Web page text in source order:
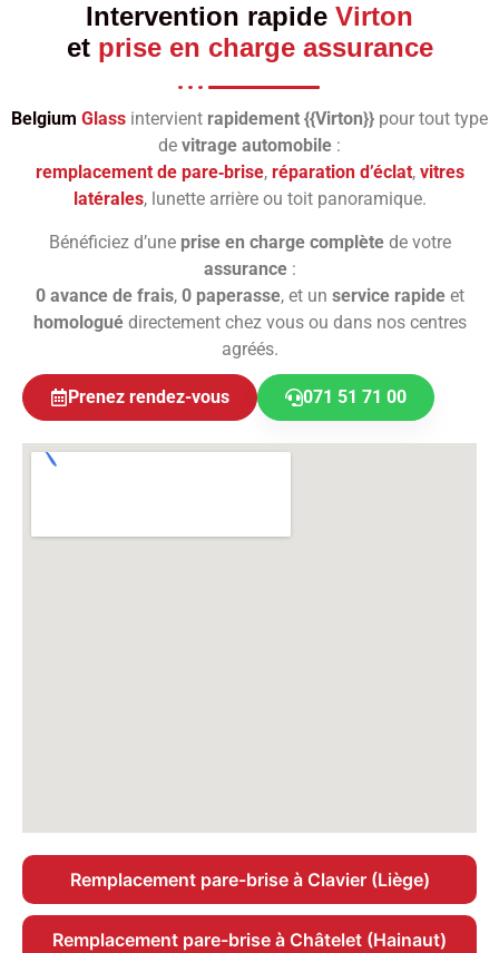
Intervention rapide Virton
et prise en charge assurance
Belgium Glass intervient rapidement {{Virton}} pour tout type
de vitrage automobile :
remplacement de pare‑brise, réparation d’éclat, vitres
latérales, lunette arrière ou toit panoramique.
Bénéficiez d’une prise en charge complètede votre
assurance:
0 avance de frais, 0 paperasse, et un service rapideet
homologuédirectement chez vous ou dans nos centres
agréés.
Prenez rendez-vous 071 51 71 00
Remplacement pare-brise à Clavier (Liège)
Remplacement pare-brise à Châtelet (Hainaut)